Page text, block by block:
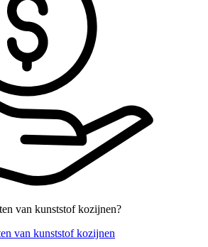
van kunststof kozijnen?
van kunststof kozijnen